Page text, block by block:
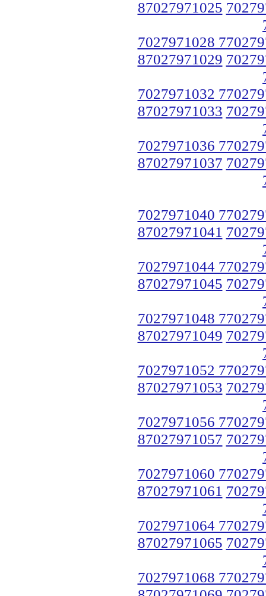
87027971025
7027971028
87027971029
7027971032
87027971033
7027971036
87027971037
7027971040
87027971041
7027971044
87027971045
7027971048
87027971049
7027971052
87027971053
7027971056
87027971057
7027971060
87027971061
7027971064
87027971065
7027971068